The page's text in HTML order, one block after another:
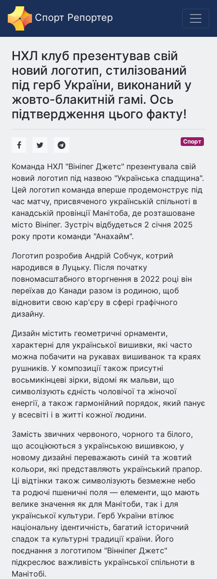
Спорт Репортер
НХЛ клуб презентував свій
новий логотип, стилізований
під герб України, виконаний у
жовто-блакитній гамі. Ось
підтвердження цього факту!
Спорт
Команда НХЛ "Вініпег Джетс" презентувала свій
новий логотип під назвою "Українська спадщина".
Цей логотип команда вперше продемонструє під
час матчу, присвяченого українській спільноті в
канадській провінції Манітоба, де розташоване
місто Вініпег. Зустріч відбудеться 2 січня 2025
року проти команди "Анахайм".
Логотип розробив Андрій Собчук, котрий
народився в Луцьку. Після початку
повномасштабного вторгнення в 2022 році він
переїхав до Канади разом із родиною, щоб
відновити свою кар'єру в сфері графічного
дизайну.
Дизайн містить геометричні орнаменти,
характерні для української вишивки, які часто
можна побачити на рукавах вишиванок та краях
рушників. У композиції також присутні
восьмикінцеві зірки, відомі як мальви, що
символізують єдність чоловічої та жіночої
енергії, а також гармонійний порядок, який панує
у всесвіті і в житті кожної людини.
Замість звичних червоного, чорного та білого,
що асоціюються з українською вишивкою, у
новому дизайні переважають синій та жовтий
кольори, які представляють український прапор.
Ці відтінки також символізують безмежне небо
та родючі пшеничні поля — елементи, що мають
велике значення як для Манітоби, так і для
української культури. Герб України втілює
національну ідентичність, багатий історичний
спадок та культурні традиції країни. Його
поєднання з логотипом "Вінніпег Джетс"
підкреслює важливість української спільноти в
Манітобі.